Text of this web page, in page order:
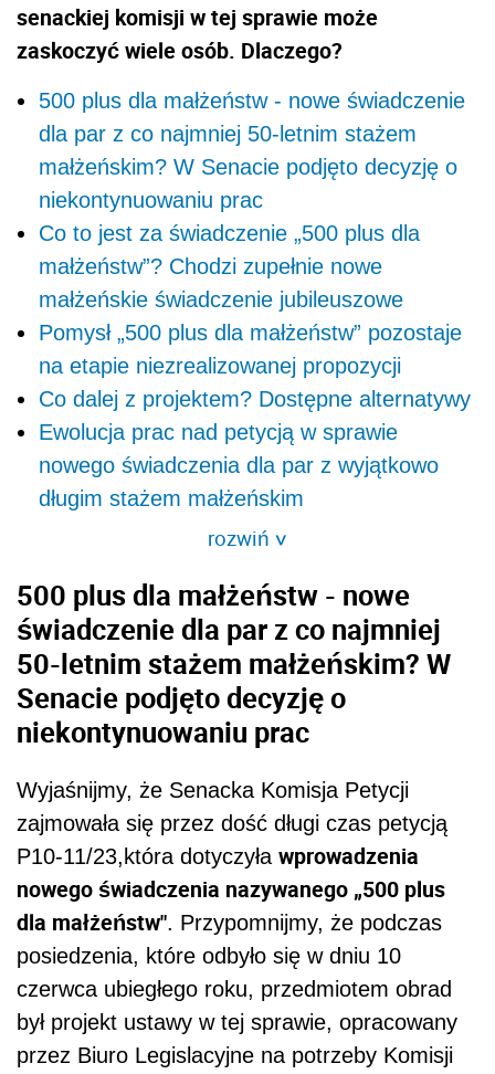
senackiej komisji w tej sprawie może
zaskoczyć wiele osób. Dlaczego?
500 plus dla małżeństw - nowe świadczenie
dla par z co najmniej 50-letnim stażem
małżeńskim? W Senacie podjęto decyzję o
niekontynuowaniu prac
Co to jest za świadczenie „500 plus dla
małżeństw”? Chodzi zupełnie nowe
małżeńskie świadczenie jubileuszowe
Pomysł „500 plus dla małżeństw” pozostaje
na etapie niezrealizowanej propozycji
Co dalej z projektem? Dostępne alternatywy
Ewolucja prac nad petycją w sprawie
nowego świadczenia dla par z wyjątkowo
długim stażem małżeńskim
rozwiń>
500 plus dla małżeństw - nowe
świadczenie dla par z co najmniej
50-letnim stażem małżeńskim? W
Senacie podjęto decyzję o
niekontynuowaniu prac
Wyjaśnijmy, że Senacka Komisja Petycji
zajmowała się przez dość długi czas petycją
P10-11/23,która dotyczyła wprowadzenia
nowego świadczenia nazywanego „500 plus
dla małżeństw". Przypomnijmy, że podczas
posiedzenia, które odbyło się w dniu 10
czerwca ubiegłego roku, przedmiotem obrad
był projekt ustawy w tej sprawie, opracowany
przez Biuro Legislacyjne na potrzeby Komisji